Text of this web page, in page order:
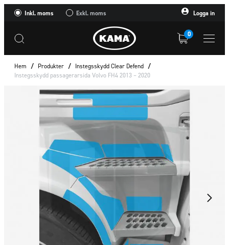
Inkl. moms Exkl. moms Logga in
0
Hem / Produkter / Instegsskydd Clear Defend /
Instegsskydd passagerarsida Volvo FH4 2013 – 2020